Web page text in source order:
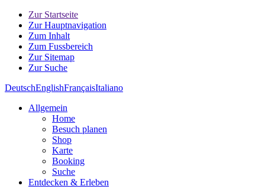
Zur Startseite
Zur Hauptnavigation
Zum Inhalt
Zum Fussbereich
Zur Sitemap
Zur Suche
DeutschEnglishFrançaisItaliano
Allgemein
Home
Besuch planen
Shop
Karte
Booking
Suche
Entdecken & Erleben